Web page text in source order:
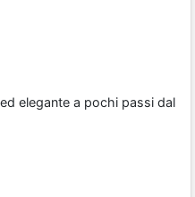
elegante a pochi passi dal